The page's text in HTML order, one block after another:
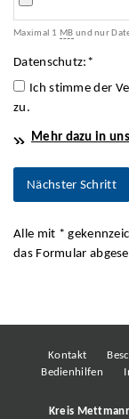
Maximal 1 MB und nur
Datenschutz: *
Ich stimme der
zu.
Mehr dazu in
Alle mit *
das Formular
Kontakt
Bedienhilfen
Kreis